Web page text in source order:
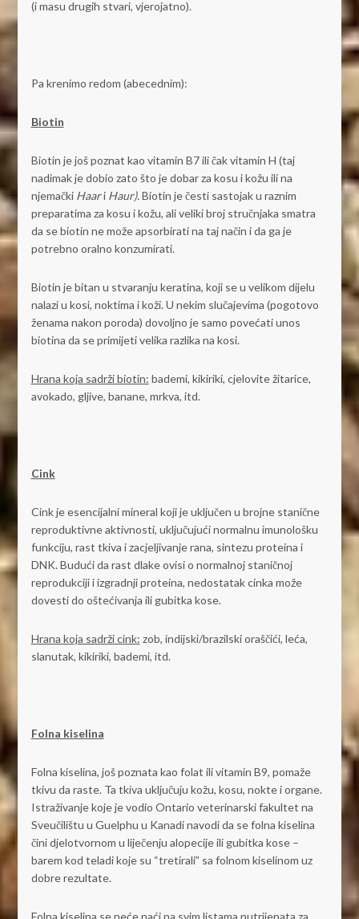
(i masu drugih stvari, vjerojatno).
Pa krenimo redom (abecednim):
Biotin
Biotin je još poznat kao vitamin B7 ili čak vitamin H (taj
nadimak je dobio zato što je dobar za kosu i kožu ili na
njemački Haari Haur).Biotin je česti sastojak u raznim
preparatima za kosu i kožu, ali veliki broj stručnjaka smatra
da se biotin ne može apsorbirati na taj način i da ga je
potrebno oralno konzumirati.
Biotin je bitan u stvaranju keratina, koji se u velikom dijelu
nalazi u kosi, noktima i koži. U nekim slučajevima (pogotovo
ženama nakon poroda) dovoljno je samo povećati unos
biotina da se primijeti velika razlika na kosi.
Hrana koja sadrži biotin: bademi, kikiriki, cjelovite žitarice,
avokado, gljive, banane, mrkva, itd.
Cink
Cink je esencijalni mineral koji je uključen u brojne stanične
reproduktivne aktivnosti, uključujući normalnu imunološku
funkciju, rast tkiva i zacjeljivanje rana, sintezu proteina i
DNK. Budući da rast dlake ovisi o normalnoj staničnoj
reprodukciji i izgradnji proteina, nedostatak cinka može
dovesti do oštećivanja ili gubitka kose.
Hrana koja sadrži cink: zob, indijski/brazilski oraščići, leća,
slanutak, kikiriki, bademi, itd.
Folna kiselina
Folna kiselina, još poznata kao folat ili vitamin B9, pomaže
tkivu da raste. Ta tkiva uključuju kožu, kosu, nokte i organe.
Istraživanje koje je vodio Ontario veterinarski fakultet na
Sveučilištu u Guelphu u Kanadi navodi da se folna kiselina
čini djelotvornom u liječenju alopecije ili gubitka kose –
barem kod teladi koje su “tretirali” sa folnom kiselinom uz
dobre rezultate.
Folna kiselina se neće naći na svim listama nutrijenata za